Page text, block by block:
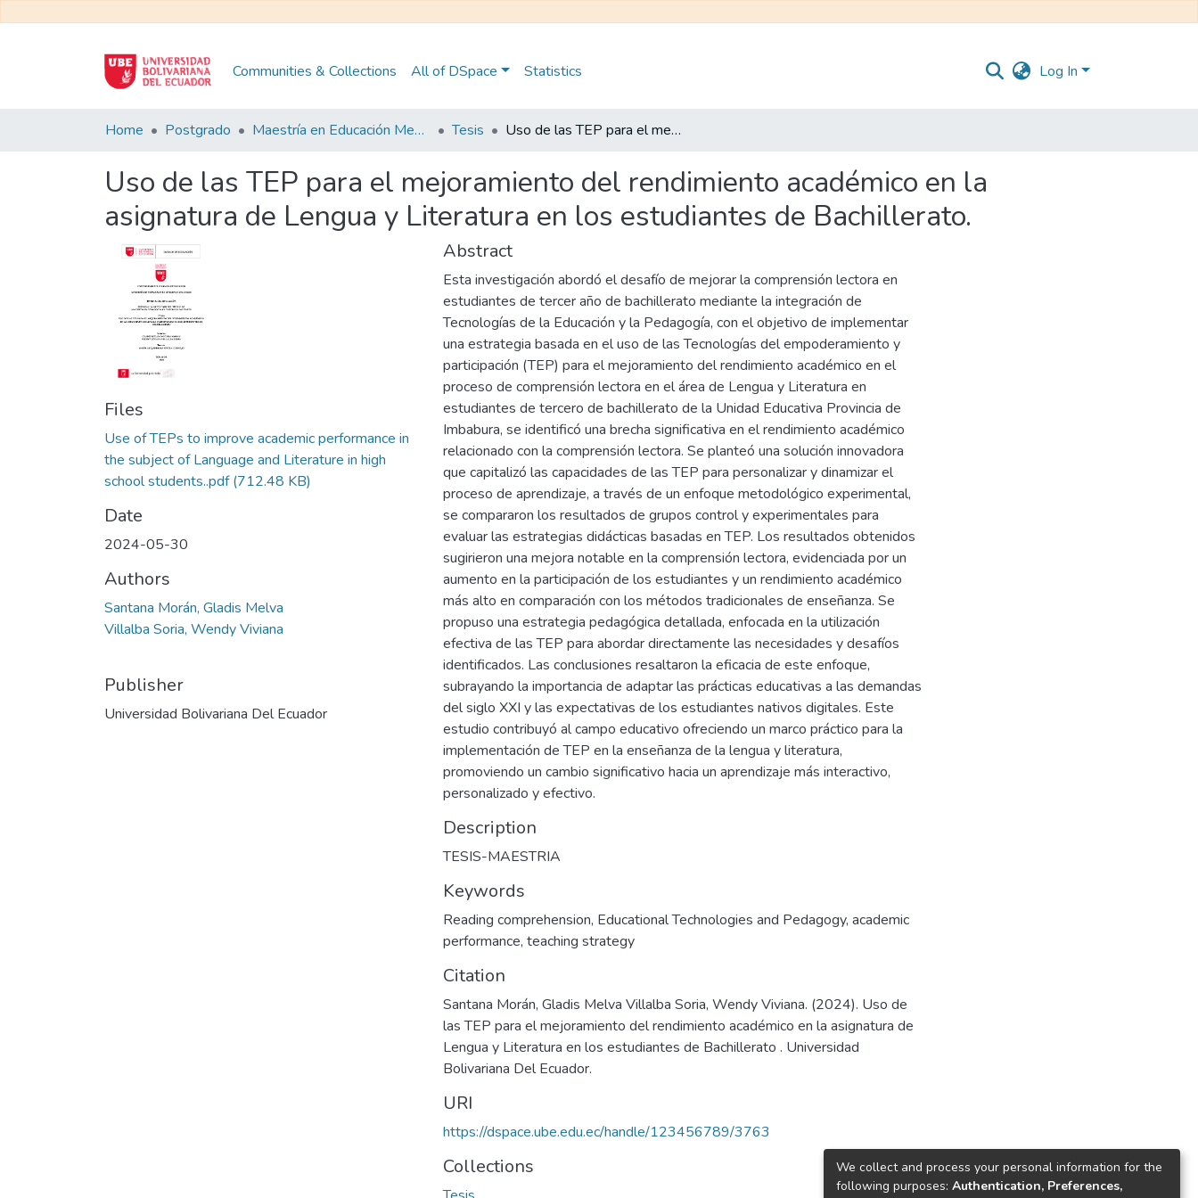
Communities & Collections All of DSpace Statistics Log In
Home Postgrado Maestría en Educación Mención en Pedagogía en Entornos Digitales Tesis Uso de las TEP para el mejoramiento del rendimiento académico en la asignatura de Lengua y Literatura en los estudiantes de Bachillerato.
Uso de las TEP para el mejoramiento del rendimiento académico en la
asignatura de Lengua y Literatura en los estudiantes de Bachillerato.
Files
Use of TEPs to improve academic performance in
the subject of Language and Literature in high
school students..pdf(712.48 KB)
Date
2024-05-30
Authors
Santana Morán, Gladis Melva
Villalba Soria, Wendy Viviana
Publisher
Universidad Bolivariana Del Ecuador
Abstract
Esta investigación abordó el desafío de mejorar la comprensión lectora en
estudiantes de tercer año de bachillerato mediante la integración de
Tecnologías de la Educación y la Pedagogía, con el objetivo de implementar
una estrategia basada en el uso de las Tecnologías del empoderamiento y
participación (TEP) para el mejoramiento del rendimiento académico en el
proceso de comprensión lectora en el área de Lengua y Literatura en
estudiantes de tercero de bachillerato de la Unidad Educativa Provincia de
Imbabura, se identificó una brecha significativa en el rendimiento académico
relacionado con la comprensión lectora. Se planteó una solución innovadora
que capitalizó las capacidades de las TEP para personalizar y dinamizar el
proceso de aprendizaje, a través de un enfoque metodológico experimental,
se compararon los resultados de grupos control y experimentales para
evaluar las estrategias didácticas basadas en TEP. Los resultados obtenidos
sugirieron una mejora notable en la comprensión lectora, evidenciada por un
aumento en la participación de los estudiantes y un rendimiento académico
más alto en comparación con los métodos tradicionales de enseñanza. Se
propuso una estrategia pedagógica detallada, enfocada en la utilización
efectiva de las TEP para abordar directamente las necesidades y desafíos
identificados. Las conclusiones resaltaron la eficacia de este enfoque,
subrayando la importancia de adaptar las prácticas educativas a las demandas
del siglo XXI y las expectativas de los estudiantes nativos digitales. Este
estudio contribuyó al campo educativo ofreciendo un marco práctico para la
implementación de TEP en la enseñanza de la lengua y literatura,
promoviendo un cambio significativo hacia un aprendizaje más interactivo,
personalizado y efectivo.
Description
TESIS-MAESTRIA
Keywords
Reading comprehension, Educational Technologies and Pedagogy, academic
performance, teaching strategy
Citation
Santana Morán, Gladis Melva Villalba Soria, Wendy Viviana. (2024). Uso de
las TEP para el mejoramiento del rendimiento académico en la asignatura de
Lengua y Literatura en los estudiantes de Bachillerato . Universidad
Bolivariana Del Ecuador.
URI
https://dspace.ube.edu.ec/handle/123456789/3763
Collections
We collect and process your personal information for the
following purposes: Authentication, Preferences,